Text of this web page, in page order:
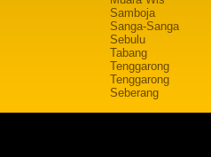
Samboja
Sanga-Sanga
Sebulu
Tabang
Tenggarong
Tenggarong
Seberang